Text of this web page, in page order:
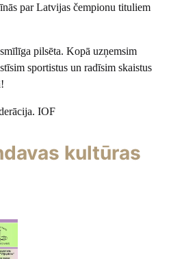
par Latvijas čempionu tituliem
pilsēta. Kopā uzņemsim
sportistus un radīsim skaistus
IOF
kultūras